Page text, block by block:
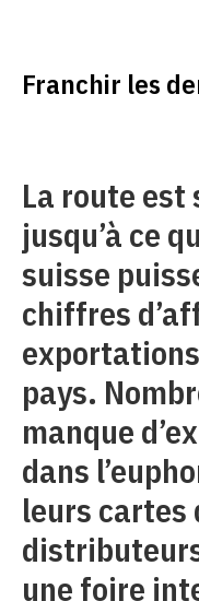
Franchir les
La route est
jusqu’à ce
suisse
chiffres
pays.
manque
dans
leurs cartes
une foire